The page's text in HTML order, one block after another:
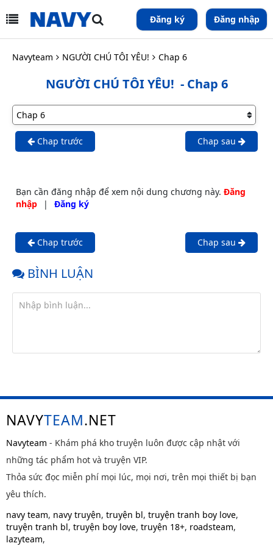
Đăng ký Đăng nhập
Navyteam NGƯỜI CHÚ TÔI YÊU! Chap 6
NGƯỜI CHÚ TÔI YÊU! - Chap 6
Chap trước Chap sau
Bạn cần đăng nhập để xem nội dung chương này. Đăng
nhập
| Đăng ký
Chap trước Chap sau
BÌNH LUẬN
NAVYTEAM.NET
Navyteam - Khám phá kho truyện luôn được cập nhật với
những tác phẩm hot và truyện VIP.
Thỏa sức đọc miễn phí mọi lúc, mọi nơi, trên mọi thiết bị bạn
yêu thích.
navy team, navy truyện, truyện bl, truyện tranh boy love,
truyện tranh bl, truyện boy love, truyện 18+, roadsteam,
lazyteam,